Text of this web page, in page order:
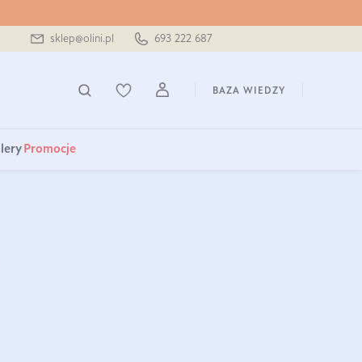
sklep@olini.pl 693 222 687
BAZA WIEDZY
Promocje